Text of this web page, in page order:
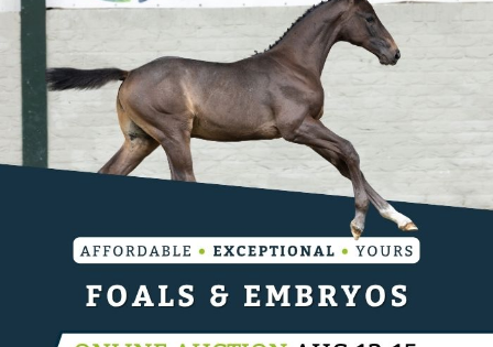
VoorJennifer Hockstaedterwas dit één van de
belangrijkste overwinningen uit haar jonge carrière.
"Het is een droom. Mijn paarden verkeren in
topvorm… Het heeft even geduurd voordat we de
juiste klik vonden, maar vandaag had ik echt het
gevoel dat alles in de juiste richting gaat," vertelde
CATEGORIËN:OVERIG NIEUWS,REPORTAGE,SPECIALS
SHOWJUMPING